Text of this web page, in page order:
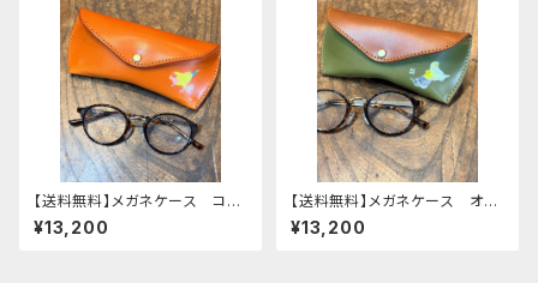
【送料無料】メガネケース コザ
クラインコ イエロー redbr
own レッドブラウン こざくらい
¥13,200
【送料無料】メガネケース オカ
メインコ 2羽 Green Brown
グリーン ブラウン おかめ
¥13,200